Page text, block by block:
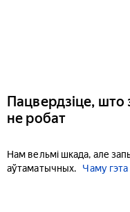
Пацвердзіце, што
не робат
Нам вельмі шкада, але
аўтаматычных.
Чаму